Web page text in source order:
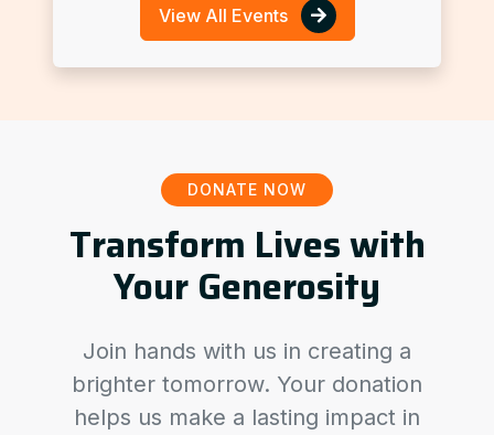
View All Events
DONATE NOW
Transform Lives with
Your Generosity
Join hands with us in creating a
brighter tomorrow. Your donation
helps us make a lasting impact in